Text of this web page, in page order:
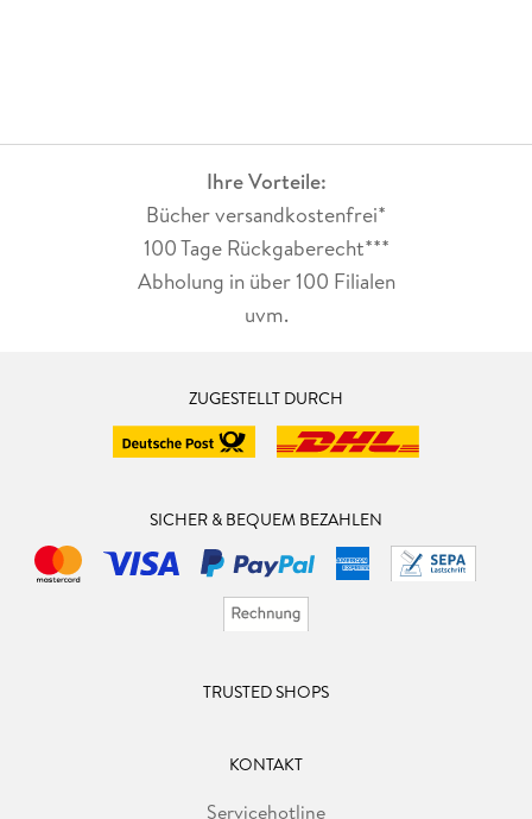
Ihre Vorteile:
Bücher versandkostenfrei*
100 Tage Rückgaberecht***
Abholung in über 100 Filialen
uvm.
ZUGESTELLT DURCH
SICHER & BEQUEM BEZAHLEN
TRUSTED SHOPS
KONTAKT
Servicehotline